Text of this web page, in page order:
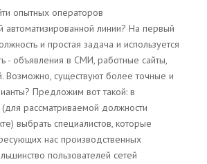
опытных операторов
автоматизированной линии? На первый
и простая задача и используется
- объявления в СМИ, работные сайты,
Возможно, существуют более точные и
Предложим вот такой: в
(для рассматриваемой должности
выбрать специалистов, которые
нас производственных
пользователей сетей